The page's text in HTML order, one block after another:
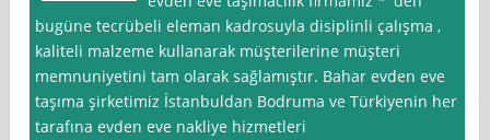
bugüne tecrübeli eleman kadrosuyla disiplinli çalışma ,
kaliteli malzeme kullanarak müşterilerine müşteri
memnuniyetini tam olarak sağlamıştır. Bahar evden eve
taşıma şirketimiz İstanbuldan Bodruma ve Türkiyenin her
tarafına evden eve nakliye hizmetleri